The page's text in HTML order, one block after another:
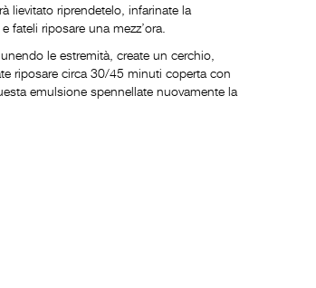
lievitato riprendetelo, infarinate la
riposare una mezz’ora.
le estremità, create un cerchio,
riposare circa 30/45 minuti coperta con
emulsione spennellate nuovamente la